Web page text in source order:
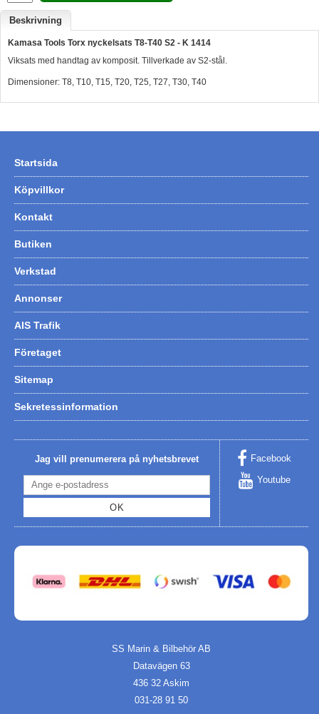
Simrad
B&G
CTEK - Batteriladdare
Webasto - Dieselvärmare
Kamasa Tools - Verktyg
Calix - Packline - Takboxar
Thule - Takboxar
Thule - Lasthållare
LAGERRENSING
Beskrivning
Kamasa Tools Torx nyckelsats T8-T40 S2 - K 1414
Viksats med handtag av komposit. Tillverkade av S2-stål.
Dimensioner: T8, T10, T15, T20, T25, T27, T30, T40
Startsida
Köpvillkor
Kontakt
Butiken
Verkstad
Annonser
AIS Trafik
Företaget
Sitemap
Sekretessinformation
Jag vill prenumerera på nyhetsbrevet
OK
Facebook
Youtube
SS Marin & Bilbehör AB
Datavägen 63
436 32 Askim
031-28 91 50